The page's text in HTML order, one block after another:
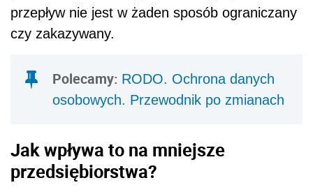
przepływ nie jest w żaden sposób ograniczany
czy zakazywany.
Polecamy: RODO. Ochrona danych
osobowych. Przewodnik po zmianach
Jak wpływa to na mniejsze
przedsiębiorstwa?